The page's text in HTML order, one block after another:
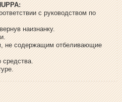
с руководством по
наизнанку.
не содержащим отбеливающие
средства.